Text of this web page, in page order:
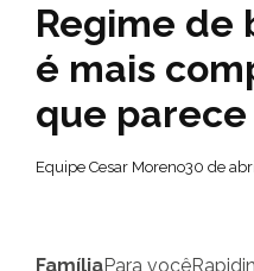
Regime de
é mais
que parece
Equipe Cesar Moreno30 de
FamíliaPara você